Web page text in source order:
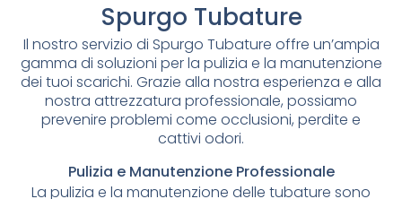
Spurgo Tubature
Il nostro servizio di Spurgo Tubature offre un’ampia
gamma di soluzioni per la pulizia e la manutenzione
dei tuoi scarichi. Grazie alla nostra esperienza e alla
nostra attrezzatura professionale, possiamo
prevenire problemi come occlusioni, perdite e
cattivi odori.
Pulizia e Manutenzione Professionale
La pulizia e la manutenzione delle tubature sono